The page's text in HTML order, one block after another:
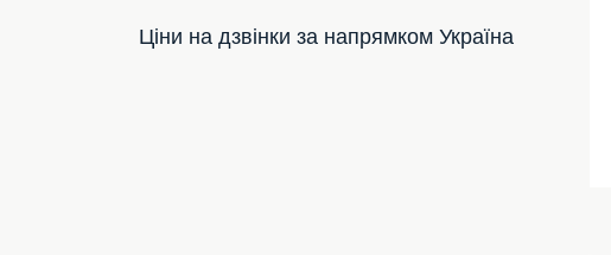
Ціни на дзвінки за напрямком Україна